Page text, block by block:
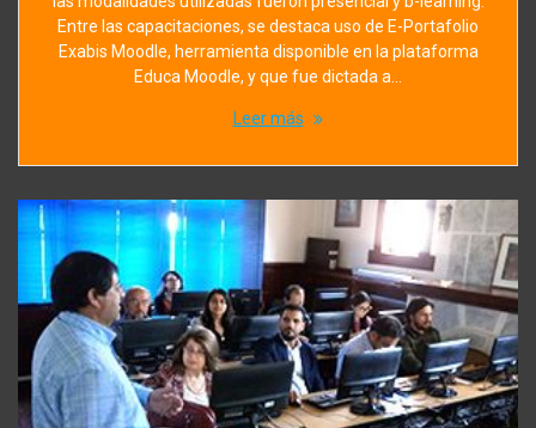
Entre las capacitaciones, se destaca uso de E-Portafolio
Exabis Moodle, herramienta disponible en la plataforma
Educa Moodle, y que fue dictada a…
Leer más